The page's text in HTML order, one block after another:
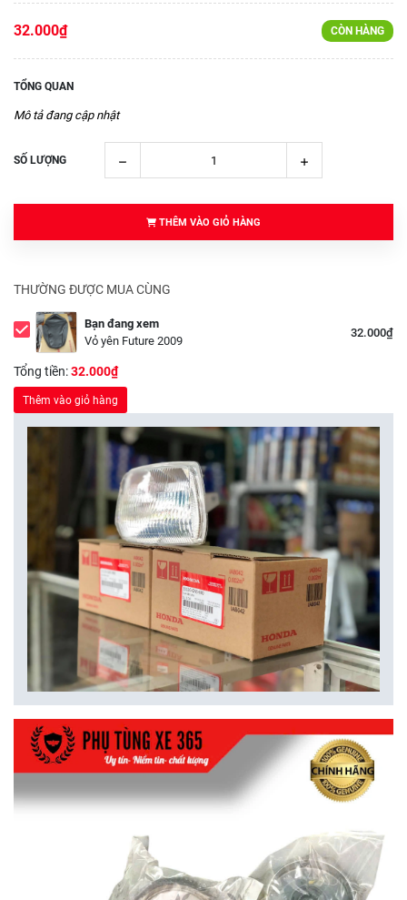
32.000₫ CÒN HÀNG
TỔNG QUAN
Mô tả đang cập nhật
SỐ LƯỢNG
THÊM VÀO GIỎ HÀNG
THƯỜNG ĐƯỢC MUA CÙNG
Bạn đang xem
Vỏ yên Future 2009
32.000₫
Tổng tiền:32.000₫
Thêm vào giỏ hàng